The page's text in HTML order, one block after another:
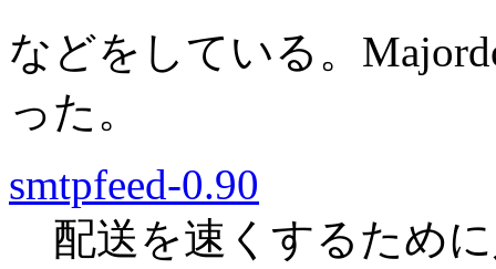
などをしている。
った。
smtpfeed-0.90
配送を速くするため